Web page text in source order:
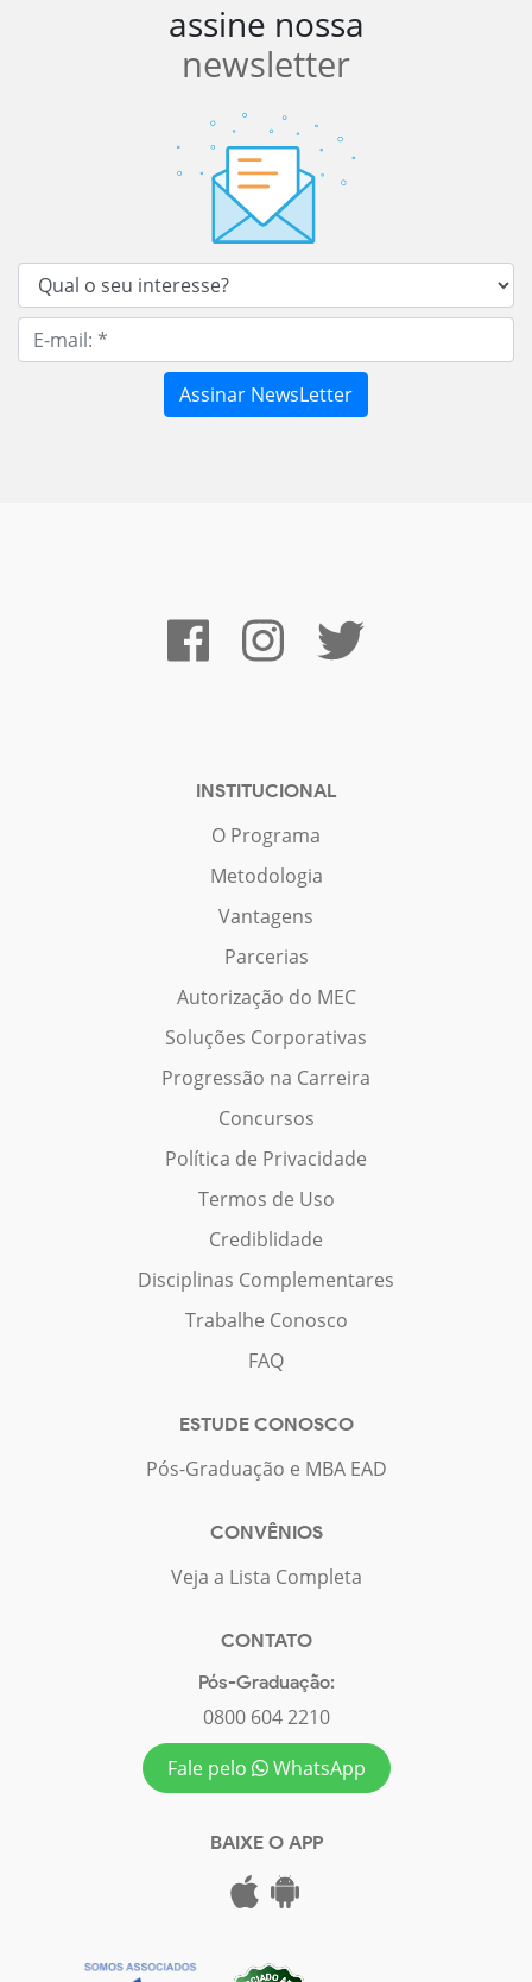
assine nossa
newsletter
INSTITUCIONAL
O Programa
Metodologia
Vantagens
Parcerias
Autorização do MEC
Soluções Corporativas
Progressão na Carreira
Concursos
Política de Privacidade
Termos de Uso
Crediblidade
Disciplinas Complementares
Trabalhe Conosco
FAQ
ESTUDE CONOSCO
Pós-Graduação e MBA EAD
CONVÊNIOS
Veja a Lista Completa
CONTATO
Pós-Graduação:
0800 604 2210
Fale pelo
WhatsApp
BAIXE O APP